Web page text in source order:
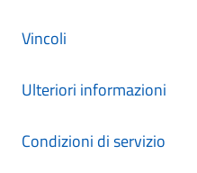
Vincoli
Ulteriori informazioni
Condizioni di servizio